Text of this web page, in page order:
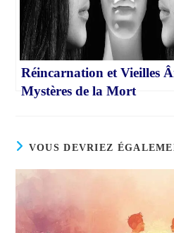
Réincarnation et Vieilles
Mystères de la Mort
VOUS DEVRIEZ